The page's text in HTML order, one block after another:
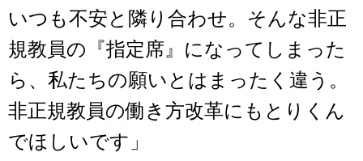
いつも不安と隣り合わせ。そんな非正
規教員の『指定席』になってしまった
ら、私たちの願いとはまったく違う。
非正規教員の働き方改革にもとりくん
でほしいです」